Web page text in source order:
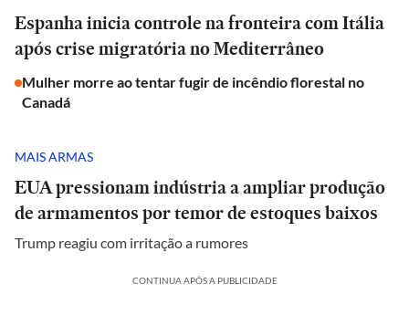
Espanha inicia controle na fronteira com Itália
após crise migratória no Mediterrâneo
Mulher morre ao tentar fugir de incêndio florestal no
Canadá
MAIS ARMAS
EUA pressionam indústria a ampliar produção
de armamentos por temor de estoques baixos
Trump reagiu com irritação a rumores
CONTINUA APÓS A PUBLICIDADE